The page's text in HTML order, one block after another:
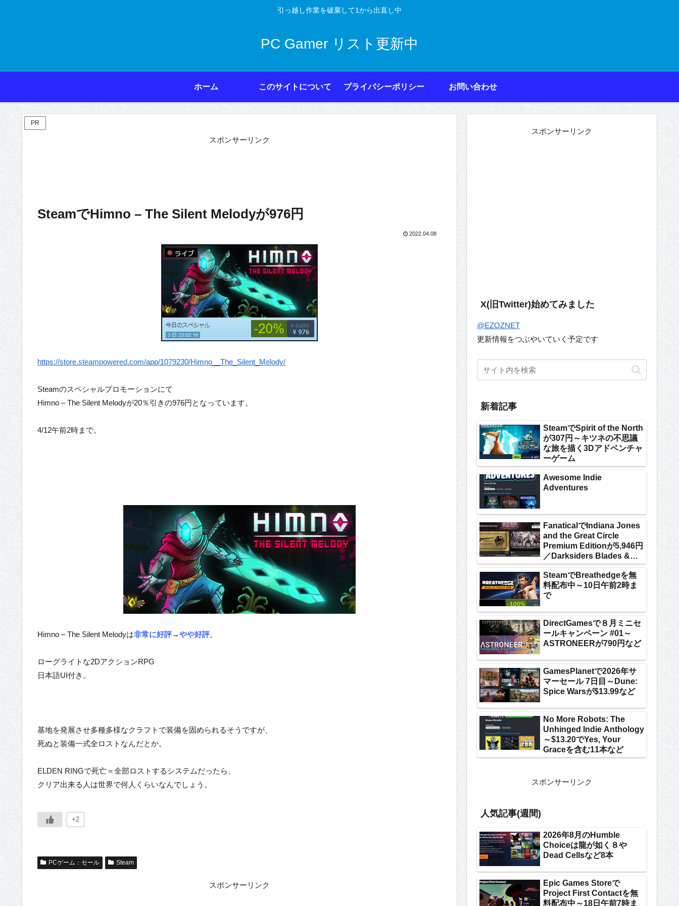
引っ越し作業を破棄して1から出直し中
PC Gamer リスト更新中
ホーム このサイトについて プライバシーポリシー お問い合わせ
PR
スポンサーリンク
SteamでHimno – The Silent Melodyが976円
2022.04.08
https://store.steampowered.com/app/1079230/Himno__The_Silent_Melody/
Steamのスペシャルプロモーションにて
Himno – The Silent Melodyが20％引きの976円となっています。
4/12午前2時まで。
Himno – The Silent Melodyは非常に好評→やや好評。
ローグライトな2DアクションRPG
日本語UI付き。
基地を発展させ多種多様なクラフトで装備を固められるそうですが、
死ぬと装備一式全ロストなんだとか。
ELDEN RINGで死亡＝全部ロストするシステムだったら、
クリア出来る人は世界で何人くらいなんでしょう。
+2
PCゲーム：セール Steam
スポンサーリンク
スポンサーリンク
X(旧Twitter)始めてみました
@EZOZNET
更新情報をつぶやいていく予定です
新着記事
SteamでSpirit of the North
が307円～キツネの不思議
な旅を描く3Dアドベンチャ
ーゲーム
Awesome Indie
Adventures
FanaticalでIndiana Jones
and the Great Circle
Premium Editionが5,946円
／Darksiders Blades &
Whip Franchise Packが
1,524円
SteamでBreathedgeを無
料配布中～10日午前2時ま
で
DirectGamesで８月ミニセ
ールキャンペーン #01～
ASTRONEERが790円など
GamesPlanetで2026年サ
マーセール 7日目～Dune:
Spice Warsが$13.99など
No More Robots: The
Unhinged Indie Anthology
～$13.20でYes, Your
Graceを含む11本など
スポンサーリンク
人気記事(週間)
2026年8月のHumble
Choiceは龍が如く８や
Dead Cellsなど8本
Epic Games Storeで
Project First Contactを無
料配布中～18日午前7時ま